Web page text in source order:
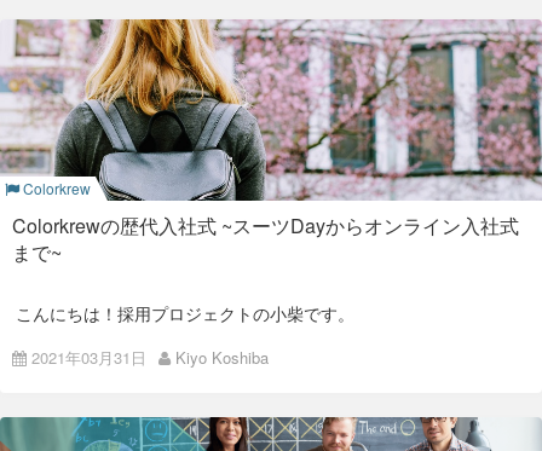
ちなみにもう一人の新卒である野村さんは、6月に大学を卒業
するため入社するのは7月からです。 そのため、自己紹介は7
月の入社式で発表してもらう予定です。今からとても楽しみで
す。
センパイからのメッセージ
主な理由は、大手企業とは違ったところにあります。
それは・・・
・新しい世代の感性を入れていくことで、自分たちのプロダク
トを向上させる
・新卒を育てる経験を通じて、教える側をレベルアップし、チ
ームの力を上げる
かっていない。
彼らからチームに、良い影響を与えてもらうのと同時に、自分
なりました。 今までは行ったことのないプロジェクトにワクワ
クしつつも、厳格な納期のあるプロジェクトを少し怖いと感じ
ていました。 使っている技術としては、Mamoru Bizと同様の
ものだったので慣れてはいるものの違いももちろんあり、チー
ムの先輩に相談しながら進めました。
結果的には、普段Mamoru Bizなどでは詳細には行わないドキ
ュメントの管理や厳密な締め切りがあり、技術だけではないエ
ンジニアとして大事な要素を多くを学ぶことができました。 か
なり逼迫した状況もありましたが、厳格な納期もあるため腹を
括ってやりきりました。 チームのみなさんには、テストやコー
ドレビューなどで多く助けていただきました。
入社4ヶ月目 ~ ：Mamoru Biz + 受託
受託業務が終わった頃、またもやプロジェクトリーダーから受
ありましたが、スケジュール管理や開発成果物に関する顧客へ
を進め、仲を深めました。 開発するもの自体は既存アプリの追
加の開発で、そこまで大きな案件ではありませんでしたが、初
私がColorkrewを選んだ理由
私は大学でソフトウェアについて学んでおり、就職先はざっく
りIT系とあまり職種に拘らず就職活動を行っていました。 大小
様々な企業の説明会や面談、面接などを受けてきましたが、そ
こで私が最も重要視したのが**「会社としての意思決定の早
さ」**です。 何か新しいことにチャレンジしたい性分だったの
で、行動を起こすまでに時間がかからないような、次々にチャ
レンジできるような会社がないかと探していました。 そこで出
会ったのがColorkrewでした。
魅力１：社風
Colorkrewには - Mission - Vision - Spirits
チャレンジ： 世の中にまだない価値を作
る。常に成長、常に自責、常に楽しく。
どんな就職先を選ぶかという話をする前に、前提にしなければ
ならないことがあります。
それは自分のなりたい「職種」を決めるということです。
ひと昔前は、とにかく会社に入って、そこで配属されたところ
で、指定された職種になる人も多かったのですが、時代は変わ
りました。
自分の役割を変えながらも、一つの会社にとどまっていくメン
バーシップ型から、ジョブ型に日本はまさに変化している途中
だというブログを書いていますので、興味あるかたはこちらか
らどうぞ。
▼ 「ジョブ型雇用へ移行していく日本に対して思うこと」
職種はどう決めるのか
つか考えてください。
Colorkrew
Colorkrewの歴代入社式 ~スーツDayからオンライン入社式
まで~
こんにちは！採用プロジェクトの小柴です。
今日は2021年4月1日。 新たな門出を迎えたみなさま、おめで
2021年03月31日 Kiyo Koshiba